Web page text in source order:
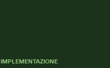
IMPLEMENTAZIONE